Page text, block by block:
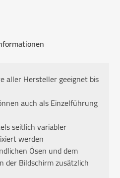
aller Hersteller geeignet bis
auch als Einzelführung
seitlich variabler
werden
Ösen und dem
der Bildschirm zusätzlich